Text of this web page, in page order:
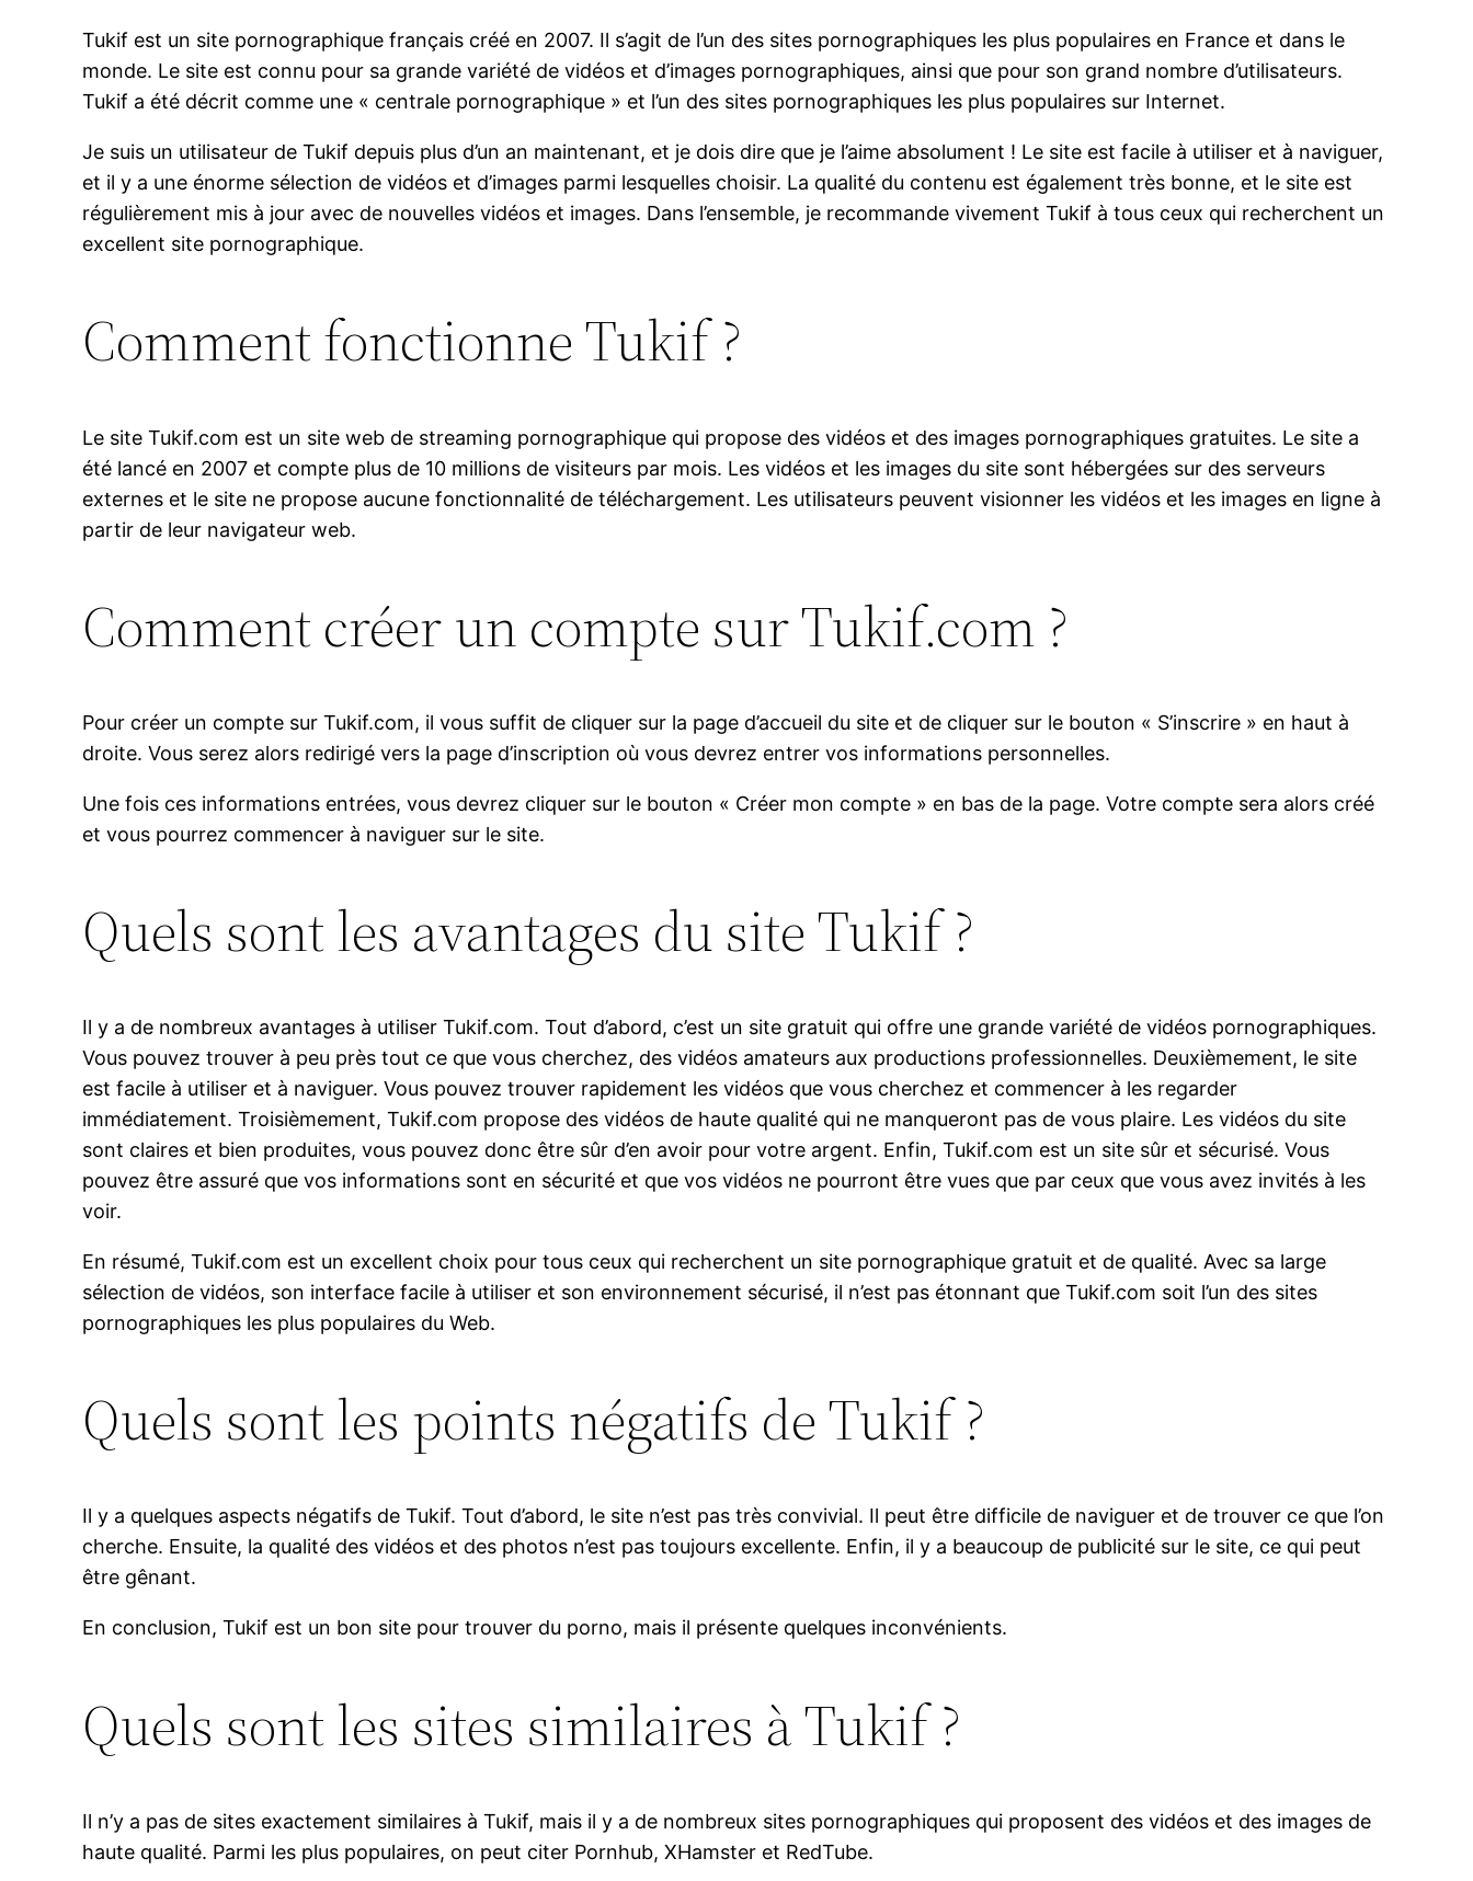
Tukif est un site pornographique français créé en 2007. Il s’agit de l’un des sites pornographiques les plus populaires en France et dans le
monde. Le site est connu pour sa grande variété de vidéos et d’images pornographiques, ainsi que pour son grand nombre d’utilisateurs.
Tukif a été décrit comme une « centrale pornographique » et l’un des sites pornographiques les plus populaires sur Internet.
Je suis un utilisateur de Tukif depuis plus d’un an maintenant, et je dois dire que je l’aime absolument ! Le site est facile à utiliser et à naviguer,
et il y a une énorme sélection de vidéos et d’images parmi lesquelles choisir. La qualité du contenu est également très bonne, et le site est
régulièrement mis à jour avec de nouvelles vidéos et images. Dans l’ensemble, je recommande vivement Tukif à tous ceux qui recherchent un
excellent site pornographique.
Comment fonctionne Tukif ?
Le site Tukif.com est un site web de streaming pornographique qui propose des vidéos et des images pornographiques gratuites. Le site a
été lancé en 2007 et compte plus de 10 millions de visiteurs par mois. Les vidéos et les images du site sont hébergées sur des serveurs
externes et le site ne propose aucune fonctionnalité de téléchargement. Les utilisateurs peuvent visionner les vidéos et les images en ligne à
partir de leur navigateur web.
Comment créer un compte sur Tukif.com ?
Pour créer un compte sur Tukif.com, il vous suffit de cliquer sur la page d’accueil du site et de cliquer sur le bouton « S’inscrire » en haut à
droite. Vous serez alors redirigé vers la page d’inscription où vous devrez entrer vos informations personnelles.
Une fois ces informations entrées, vous devrez cliquer sur le bouton « Créer mon compte » en bas de la page. Votre compte sera alors créé
et vous pourrez commencer à naviguer sur le site.
Quels sont les avantages du site Tukif ?
Il y a de nombreux avantages à utiliser Tukif.com. Tout d’abord, c’est un site gratuit qui offre une grande variété de vidéos pornographiques.
Vous pouvez trouver à peu près tout ce que vous cherchez, des vidéos amateurs aux productions professionnelles. Deuxièmement, le site
est facile à utiliser et à naviguer. Vous pouvez trouver rapidement les vidéos que vous cherchez et commencer à les regarder
immédiatement. Troisièmement, Tukif.com propose des vidéos de haute qualité qui ne manqueront pas de vous plaire. Les vidéos du site
sont claires et bien produites, vous pouvez donc être sûr d’en avoir pour votre argent. Enfin, Tukif.com est un site sûr et sécurisé. Vous
pouvez être assuré que vos informations sont en sécurité et que vos vidéos ne pourront être vues que par ceux que vous avez invités à les
voir.
En résumé, Tukif.com est un excellent choix pour tous ceux qui recherchent un site pornographique gratuit et de qualité. Avec sa large
sélection de vidéos, son interface facile à utiliser et son environnement sécurisé, il n’est pas étonnant que Tukif.com soit l’un des sites
pornographiques les plus populaires du Web.
Quels sont les points négatifs de Tukif ?
Il y a quelques aspects négatifs de Tukif. Tout d’abord, le site n’est pas très convivial. Il peut être difficile de naviguer et de trouver ce que l’on
cherche. Ensuite, la qualité des vidéos et des photos n’est pas toujours excellente. Enfin, il y a beaucoup de publicité sur le site, ce qui peut
être gênant.
En conclusion, Tukif est un bon site pour trouver du porno, mais il présente quelques inconvénients.
Quels sont les sites similaires à Tukif ?
Il n’y a pas de sites exactement similaires à Tukif, mais il y a de nombreux sites pornographiques qui proposent des vidéos et des images de
haute qualité. Parmi les plus populaires, on peut citer Pornhub, XHamster et RedTube.